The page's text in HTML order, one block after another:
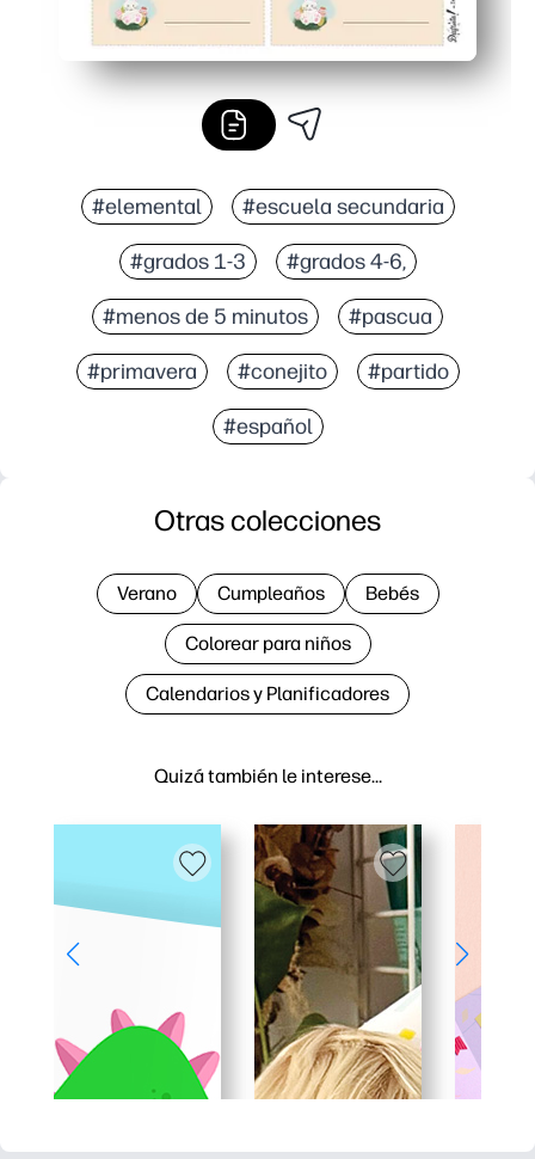
#elemental #escuela secundaria
#grados 1-3 #grados 4-6,
#menos de 5 minutos #pascua
#primavera #conejito #partido
#español
Quizá también le interese…
Otras colecciones
Verano Cumpleaños Bebés
Colorear para niños
Calendarios y Planificadores